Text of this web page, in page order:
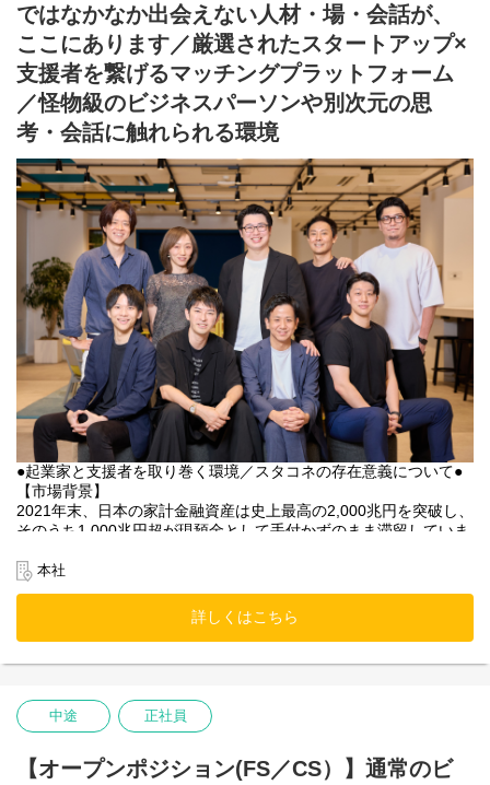
【支援者の視点】
ベンチャーキャピタルやエンジェル投資家の支援には、ビジネス
モデルの新規性・成長性だけでなく、起業家の人柄・情熱を見抜
く“目利き力”と高度な経験が求められます。その一方で、「応援し
て良かった」と思える起業家と出会える機会はごく限られていま
す。スタートアップ投資は多数の案件から一社の大きな成功に期
待する構造であり、ハイリスクです。このため、日本におけるス
タートアップ投資は国内外に比して発展途上の状況にあります。
【スタコネの存在意義】
日本を代表する大企業も、かつては小さなスタートアップでし
た。私たちスタートアップコネクト（スタコネ）は、“眠れるリソ
ース”と成長企業を効率よくマッチングし、起業家と支援者双方の
課題を解決するとともに、次世代のスタートアップと資金や知見
を持つ支援者をつなぐ「架け橋」となることをミッションとして
います。社会や産業の進化を促すため、持続的な成長支援を目指
しています。
ではなかなか出会えない人材・場・会話が、
ここにあります／厳選されたスタートアップ×
支援者を繋げるマッチングプラットフォーム
／怪物級のビジネスパーソンや別次元の思
考・会話に触れられる環境
●起業家と支援者を取り巻く環境／スタコネの存在意義について●
【市場背景】
2021年末、日本の家計金融資産は史上最高の2,000兆円を突破し、
そのうち1,000兆円超が現預金として手付かずのまま滞留していま
も十分に活用されていません。これら“眠れるリソース”の活用こそ
が、新たな成長企業の飛躍につながると考えています。
スタートアップには、資金・人脈・ノウハウなど多様なリソース
が必要不可欠ですが、特に初期フェーズにおいては資金調達が大
速し、心理的負担も軽減できます。しかし、起業経験の浅い創業
者が、人脈やネットワークのみで本質的な支援者に出会うのは困
できない状況も少なくありません。
本社
詳しくはこちら
中途 正社員
【オープンポジション(FS／CS）】通常のビ